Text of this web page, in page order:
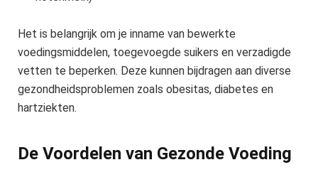
Het is belangrijk om je inname van bewerkte
voedingsmiddelen, toegevoegde suikers en verzadigde
vetten te beperken. Deze kunnen bijdragen aan diverse
gezondheidsproblemen zoals obesitas, diabetes en
hartziekten.
De Voordelen van Gezonde Voeding